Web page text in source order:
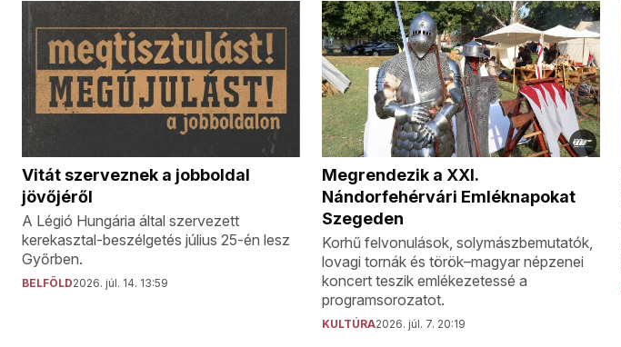
Vitát szerveznek a jobboldal
jövőjéről
A Légió Hungária által szervezett
kerekasztal-beszélgetés július 25-én lesz
Győrben.
BELFÖLD2026. júl. 14. 13:59
Megrendezik a XXI.
Nándorfehérvári Emléknapokat
Szegeden
Korhű felvonulások, solymászbemutatók,
lovagi tornák és török–magyar népzenei
koncert teszik emlékezetessé a
programsorozatot.
KULTÚRA2026. júl. 7. 20:19